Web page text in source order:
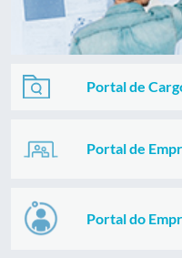
Portal de
Portal de
Portal do